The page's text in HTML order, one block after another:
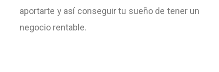
aportarte y así conseguir tu sueño de tener un
negocio rentable.